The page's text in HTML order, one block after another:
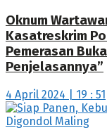
Oknum
Kasatreskrim
Pemerasan
Penjelasannya”
4 April 2024 | 19 : 51